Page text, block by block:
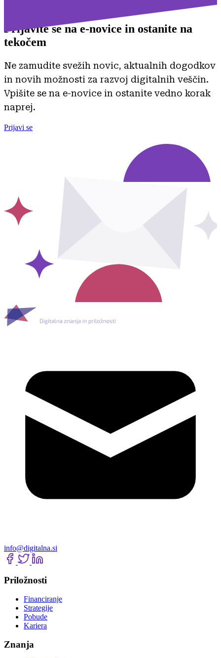
Prijavite se na e-novice in ostanite na
tekočem
Ne zamudite svežih novic, aktualnih dogodkov
in novih možnosti za razvoj digitalnih veščin.
Vpišite se na e-novice in ostanite vedno korak
naprej.
Prijavi se
info@digitalna.si
Priložnosti
Financiranje
Strategije
Pobude
Kariera
Znanja